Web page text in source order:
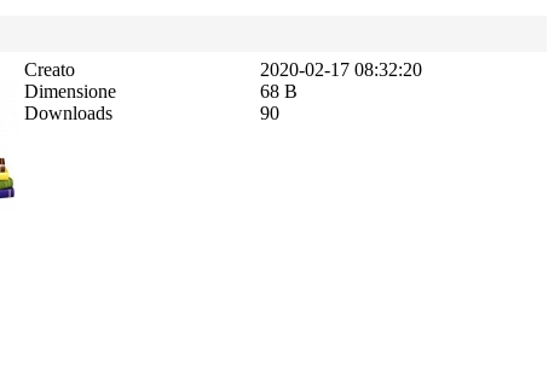
Creato
Dimensione
Downloads
2020-02-17 08:32:20
68 B
90